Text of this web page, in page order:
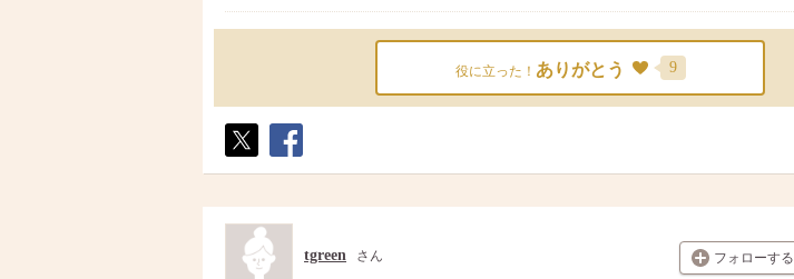
役に立った！ ありがとう 9
ト
ア
フォローする
tgreen さん